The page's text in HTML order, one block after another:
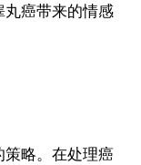
丸癌带来的情感
略。在处理癌